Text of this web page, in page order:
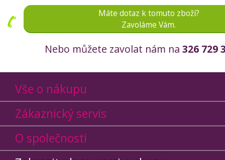
Máte dotaz k tomuto zboží?
Zavoláme Vám.
Nebo můžete zavolat nám na 326 729
Vše o nákupu
Zákaznický servis
O společnosti